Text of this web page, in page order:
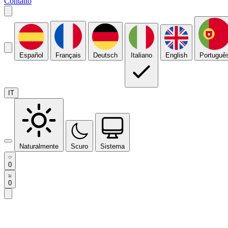
Español Français Deutsch Italiano English
IT
Naturalmente Scuro Sistema
0
0